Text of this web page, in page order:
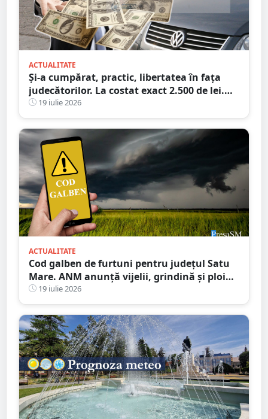
ACTUALITATE
Și-a cumpărat, practic, libertatea în fața
judecătorilor. La costat exact 2.500 de lei.
Victima a plătit cheltuielile de judecată
19 iulie 2026
ACTUALITATE
Cod galben de furtuni pentru județul Satu
Mare. ANM anunță vijelii, grindină și ploi
torențiale
19 iulie 2026